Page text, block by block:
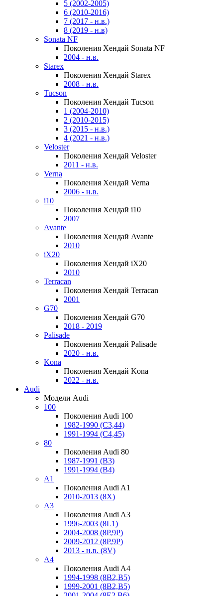
5 (2002-2005)
6 (2010-2016)
7 (2017 - н.в.)
8 (2019 - н.в)
Sonata NF
Поколения Хендай Sonata NF
2004 - н.в.
Starex
Поколения Хендай Starex
2008 - н.в.
Tucson
Поколения Хендай Tucson
1 (2004-2010)
2 (2010-2015)
3 (2015 - н.в.)
4 (2021 - н.в.)
Veloster
Поколения Хендай Veloster
2011 - н.в.
Verna
Поколения Хендай Verna
2006 - н.в.
i10
Поколения Хендай i10
2007
Avante
Поколения Хендай Avante
2010
iX20
Поколения Хендай iX20
2010
Terracan
Поколения Хендай Terracan
2001
G70
Поколения Хендай G70
2018 - 2019
Palisade
Поколения Хендай Palisade
2020 - н.в.
Kona
Поколения Хендай Kona
2022 - н.в.
Audi
Модели Audi
100
Поколения Audi 100
1982-1990 (С3,44)
1991-1994 (С4,45)
80
Поколения Audi 80
1987-1991 (B3)
1991-1994 (B4)
A1
Поколения Audi A1
2010-2013 (8X)
A3
Поколения Audi A3
1996-2003 (8L1)
2004-2008 (8P,9P)
2009-2012 (8P,9P)
2013 - н.в. (8V)
A4
Поколения Audi A4
1994-1998 (8B2,B5)
1999-2001 (8B2,B5)